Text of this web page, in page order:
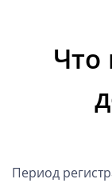
Что
Период